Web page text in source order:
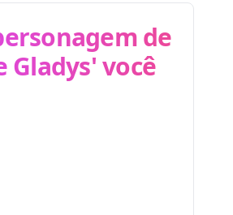
de
Gladys' você